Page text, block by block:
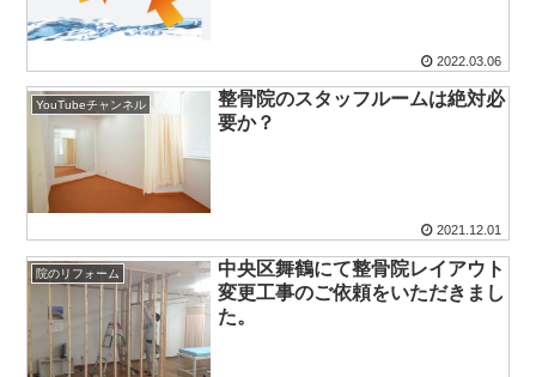
2022.03.06
YouTubeチャンネル
整骨院のスタッフルームは絶対必
要か？
2021.12.01
院のリフォーム
中央区舞鶴にて整骨院レイアウト
変更工事のご依頼をいただきまし
た。